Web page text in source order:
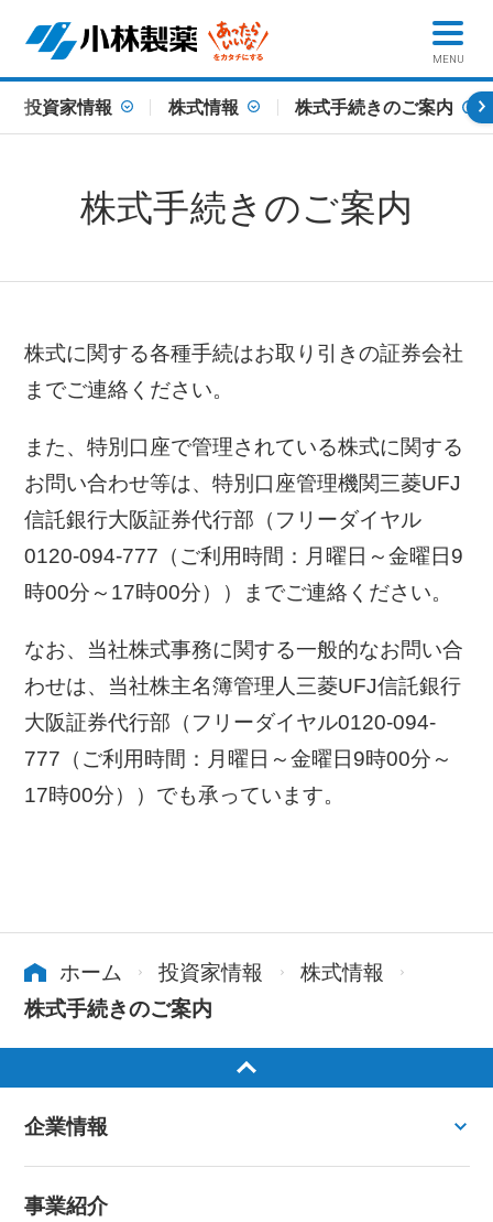
MENU
投資家情報 株式情報 株式手続きのご案内
株式手続きのご案内
株式に関する各種手続はお取り引きの証券会社
までご連絡ください。
また、特別口座で管理されている株式に関する
お問い合わせ等は、特別口座管理機関三菱UFJ
信託銀行大阪証券代行部（フリーダイヤル
0120-094-777（ご利用時間：月曜日～金曜日9
時00分～17時00分））までご連絡ください。
なお、当社株式事務に関する一般的なお問い合
わせは、当社株主名簿管理人三菱UFJ信託銀行
大阪証券代行部（フリーダイヤル0120-094-
777（ご利用時間：月曜日～金曜日9時00分～
17時00分））でも承っています。
ホーム 投資家情報
株式情報
株式手続きのご案内
企業情報
事業紹介